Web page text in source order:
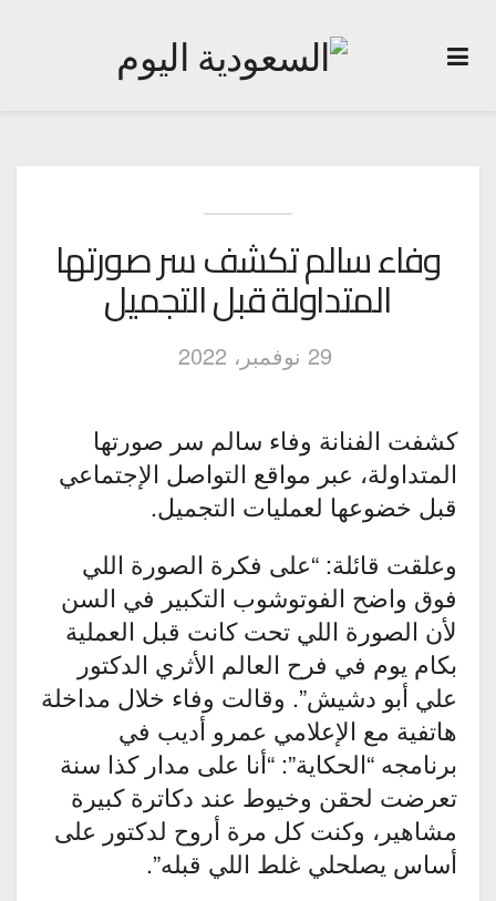
وفاء سالم تكشف سر صورتها
المتداولة قبل التجميل
29 نوفمبر، 2022
كشفت الفنانة وفاء سالم سر صورتها
المتداولة، عبر مواقع التواصل الإجتماعي
قبل خضوعها لعمليات التجميل.
وعلقت قائلة: “على فكرة الصورة اللي
فوق واضح الفوتوشوب التكبير في السن
لأن الصورة اللي تحت كانت قبل العملية
بكام يوم في فرح العالم الأثري الدكتور
علي أبو دشيش”. وقالت وفاء خلال مداخلة
هاتفية مع الإعلامي عمرو أديب في
برنامجه “الحكاية”: “أنا على مدار كذا سنة
تعرضت لحقن وخيوط عند دكاترة كبيرة
مشاهير، وكنت كل مرة أروح لدكتور على
أساس يصلحلي غلط اللي قبله”.